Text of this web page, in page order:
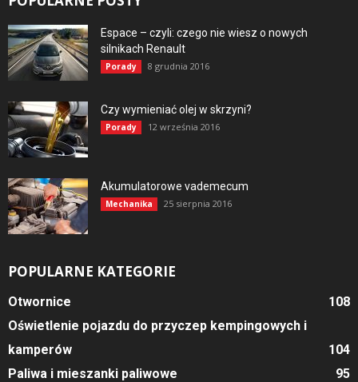
Espace – czyli: czego nie wiesz o nowych
silnikach Renault
Porady 8 grudnia 2016
Czy wymieniać olej w skrzyni?
Porady 12 września 2016
Akumulatorowe vademecum
Mechanika 25 sierpnia 2016
POPULARNE KATEGORIE
Otwornice
108
Oświetlenie pojazdu do przyczep kempingowych i
kamperów
104
Paliwa i mieszanki paliwowe
95